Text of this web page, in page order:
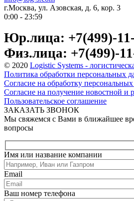
г.Москва, ул. Азовская, д. 6, кор. 3
0:00 - 23:59
Юр.лица: +7(499)-
Физ.лица: +7(499)-
© 2020 Logistic Systems -
Политика обработки персональных
Согласие на обработку
Согласие на получение новостной и
Пользовательское соглашение
ЗАКАЗАТЬ ЗВОНОК
Мы свяжемся с Вами в ближайшее
вопросы
Имя или название компании
Email
Ваш номер телефона